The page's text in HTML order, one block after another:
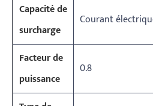
Capacité de
surcharge
Courant
Facteur de
puissance
0.8